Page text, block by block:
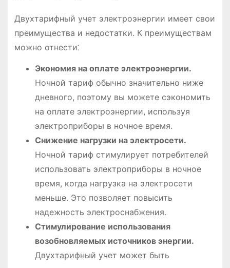
Двухтарифный учет электроэнергии имеет свои
преимущества и недостатки. К преимуществам
можно отнести⁚
Экономия на оплате электроэнергии.
Ночной тариф обычно значительно ниже
дневного, поэтому вы можете сэкономить
на оплате электроэнергии, используя
электроприборы в ночное время.
Снижение нагрузки на электросети.
Ночной тариф стимулирует потребителей
использовать электроприборы в ночное
время, когда нагрузка на электросети
меньше. Это позволяет повысить
надежность электроснабжения.
Стимулирование использования
возобновляемых источников энергии.
Двухтарифный учет может быть